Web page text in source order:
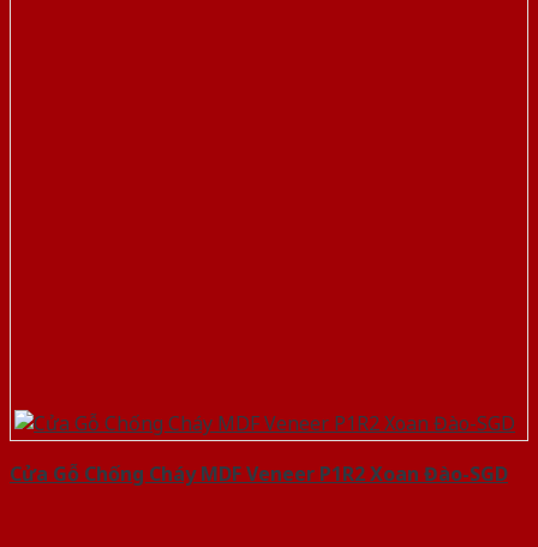
Cửa Gỗ Chống Cháy MDF Veneer P1R2 Xoan Đào-SGD